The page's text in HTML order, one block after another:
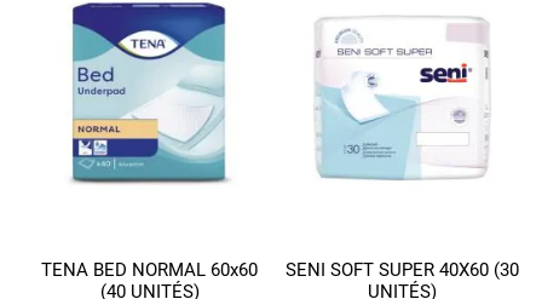
TENA BED NORMAL 60x60
(40 UNITÉS)
SENI SOFT SUPER 40X60 (30
UNITÉS)